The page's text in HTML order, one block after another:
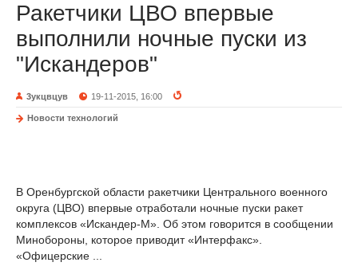
Ракетчики ЦВО впервые
выполнили ночные пуски из
"Искандеров"
3укцвцув 19-11-2015, 16:00
Новости технологий
В Оренбургской области ракетчики Центрального военного
округа (ЦВО) впервые отработали ночные пуски ракет
комплексов «Искандер-М». Об этом говорится в сообщении
Минобороны, которое приводит «Интерфакс».
«Офицерские ...